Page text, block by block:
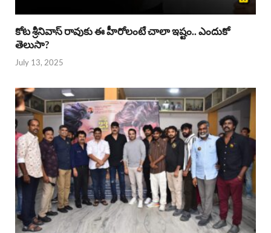
కోట శ్రీనివాస్ రావుకు ఈ హీరోలంటే చాలా ఇష్టం.. ఎందుకో
తెలుసా?
July 13, 2025